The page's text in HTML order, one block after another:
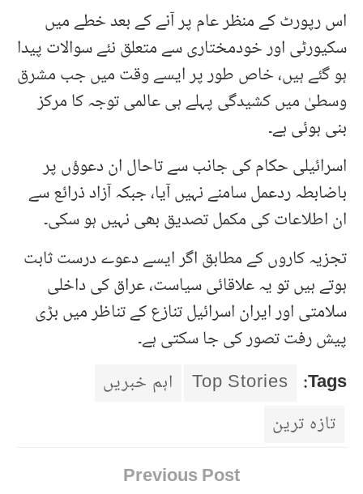
اس رپورٹ کے منظر عام پر آنے کے بعد خطے میں
سکیورٹی اور خودمختاری سے متعلق نئے سوالات پیدا
ہو گئے ہیں، خاص طور پر ایسے وقت میں جب مشرق
وسطیٰ میں کشیدگی پہلے ہی عالمی توجہ کا مرکز
بنی ہوئی ہے۔
اسرائیلی حکام کی جانب سے تاحال ان دعوؤں پر
باضابطہ ردعمل سامنے نہیں آیا، جبکہ آزاد ذرائع سے
ان اطلاعات کی مکمل تصدیق بھی نہیں ہو سکی۔
تجزیہ کاروں کے مطابق اگر ایسے دعوے درست ثابت
ہوتے ہیں تو یہ علاقائی سیاست، عراق کی داخلی
سلامتی اور ایران اسرائیل تنازع کے تناظر میں بڑی
پیش رفت تصور کی جا سکتی ہے۔
Tags:
Top Stories
اہم خبریں
تازہ ترین
Previous Post